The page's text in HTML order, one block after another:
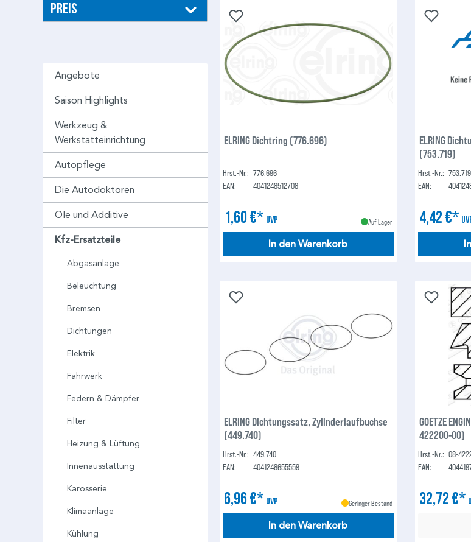
Preis
Angebote
Saison Highlights
Werkzeug &
Werkstatteinrichtung
Autopflege
Die Autodoktoren
Öle und Additive
Kfz-Ersatzteile
Abgasanlage
Beleuchtung
Bremsen
Dichtungen
Elektrik
Fahrwerk
Federn & Dämpfer
Filter
Heizung & Lüftung
Innenausstattung
Karosserie
Klimaanlage
Kühlung
ELRING Dichtring (776.696)
Hrst.-Nr.: 776.696
EAN:
4041248512708
1,60 €* UVP Auf Lager
In den Warenkorb
ELRING
(753.719)
Hrst.-Nr.: 753.719
EAN:
4,42 €*
ELRING Dichtungssatz, Zylinderlaufbuchse
(449.740)
Hrst.-Nr.: 449.740
EAN:
4041248655559
6,96 €* UVP Geringer Bestand
In den Warenkorb
GOETZE
422200-00)
Hrst.-Nr.: 08-
EAN:
32,72 €*